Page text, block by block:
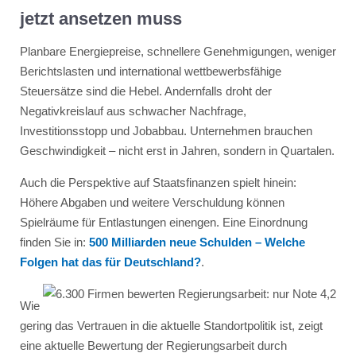
jetzt ansetzen muss
Planbare Energiepreise, schnellere Genehmigungen, weniger
Berichtslasten und international wettbewerbsfähige
Steuersätze sind die Hebel. Andernfalls droht der
Negativkreislauf aus schwacher Nachfrage,
Investitionsstopp und Jobabbau. Unternehmen brauchen
Geschwindigkeit – nicht erst in Jahren, sondern in Quartalen.
Auch die Perspektive auf Staatsfinanzen spielt hinein:
Höhere Abgaben und weitere Verschuldung können
Spielräume für Entlastungen einengen. Eine Einordnung
finden Sie in: 500 Milliarden neue Schulden – Welche
Folgen hat das für Deutschland?.
Wie
gering das Vertrauen in die aktuelle Standortpolitik ist, zeigt
eine aktuelle Bewertung der Regierungsarbeit durch